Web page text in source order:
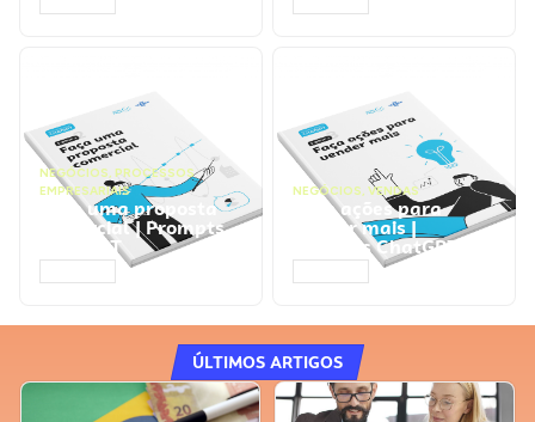
NEGÓCIOS, PROCESSOS
EMPRESARIAIS
Faça uma proposta
comercial | Prompts
ChatGPT
NEGÓCIOS, VENDAS
Faça ações para
vender mais |
Prompts ChatGPT
ÚLTIMOS ARTIGOS